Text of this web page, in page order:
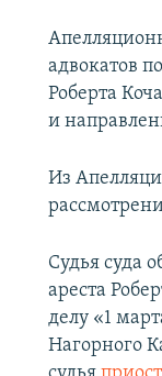
адвокатов
Роберта
и
Из
Судья суда
ареста
делу «1
Нагорного